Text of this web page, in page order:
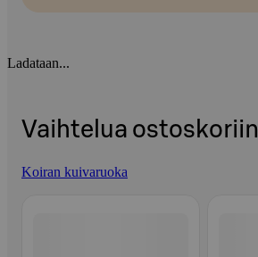
Ladataan...
Vaihtelua ostoskoriin
Koiran kuivaruoka